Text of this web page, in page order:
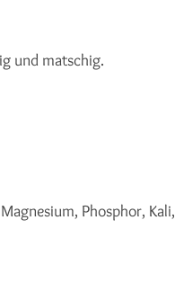
und matschig.
Phosphor, Kali,